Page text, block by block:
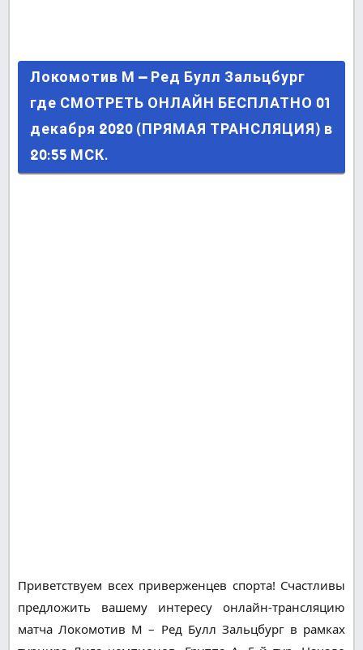
Локомотив М – Ред Булл Зальцбург где
СМОТРЕТЬ ОНЛАЙН БЕСПЛАТНО 01 декабря
2020 (ПРЯМАЯ ТРАНСЛЯЦИЯ) в 20:55 МСК.
Локомотив М – Ред Булл Зальцбург
где СМОТРЕТЬ ОНЛАЙН БЕСПЛАТНО 01
декабря 2020 (ПРЯМАЯ ТРАНСЛЯЦИЯ) в
20:55 МСК.
Приветствуем всех приверженцев спорта! Счастливы
предложить вашему интересу онлайн-трансляцию
матча Локомотив М – Ред Булл Зальцбург в рамках